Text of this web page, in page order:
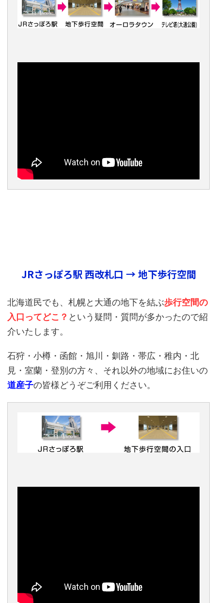
JRさっぽろ駅 西改札口 → 地下歩行空間
北海道民でも、札幌と大通の地下を結ぶ歩行空間の
入口ってどこ？ という疑問・質問が多かったので紹
介いたします。
石狩・小樽・函館・旭川・釧路・帯広・稚内・北
見・室蘭・登別の方々、それ以外の地域にお住いの
道産子の皆様どうぞご利用ください。